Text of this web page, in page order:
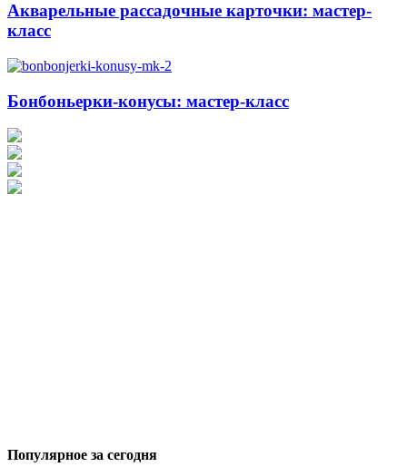
Акварельные рассадочные карточки: мастер-
класс
Бонбоньерки-конусы: мастер-класс
Популярное за сегодня